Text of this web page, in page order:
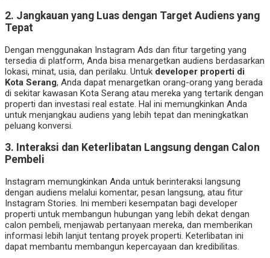
2. Jangkauan yang Luas dengan Target Audiens yang
Tepat
Dengan menggunakan Instagram Ads dan fitur targeting yang
tersedia di platform, Anda bisa menargetkan audiens berdasarkan
lokasi, minat, usia, dan perilaku. Untuk developer properti di
Kota Serang, Anda dapat menargetkan orang-orang yang berada
di sekitar kawasan Kota Serang atau mereka yang tertarik dengan
properti dan investasi real estate. Hal ini memungkinkan Anda
untuk menjangkau audiens yang lebih tepat dan meningkatkan
peluang konversi.
3. Interaksi dan Keterlibatan Langsung dengan Calon
Pembeli
Instagram memungkinkan Anda untuk berinteraksi langsung
dengan audiens melalui komentar, pesan langsung, atau fitur
Instagram Stories. Ini memberi kesempatan bagi developer
properti untuk membangun hubungan yang lebih dekat dengan
calon pembeli, menjawab pertanyaan mereka, dan memberikan
informasi lebih lanjut tentang proyek properti. Keterlibatan ini
dapat membantu membangun kepercayaan dan kredibilitas.